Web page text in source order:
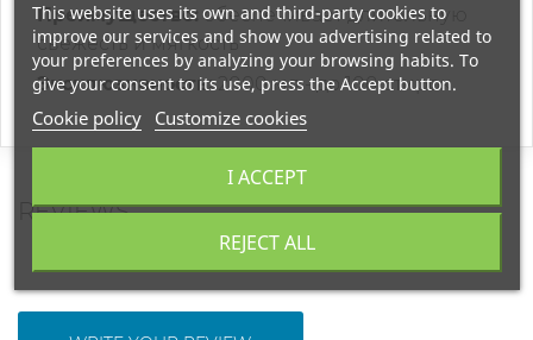
Преимущество: обеспечивает длительную
свежесть и мягкость
Эксклюзивность:2000 мл - до 100 стирок
REVIEWS
This website uses its own and third-party cookies to
improve our services and show you advertising related to
your preferences by analyzing your browsing habits. To
give your consent to its use, press the Accept button.
Cookie policy Customize cookies
REJECT ALL
I ACCEPT